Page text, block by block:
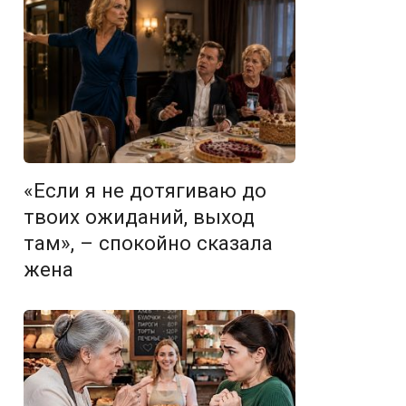
«Если я не дотягиваю до
твоих ожиданий, выход
там», – спокойно сказала
жена